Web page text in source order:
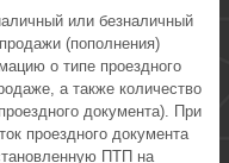
или безналичный
(пополнения)
о типе проездного
а также количество
документа). При
проездного документа
ПТП на